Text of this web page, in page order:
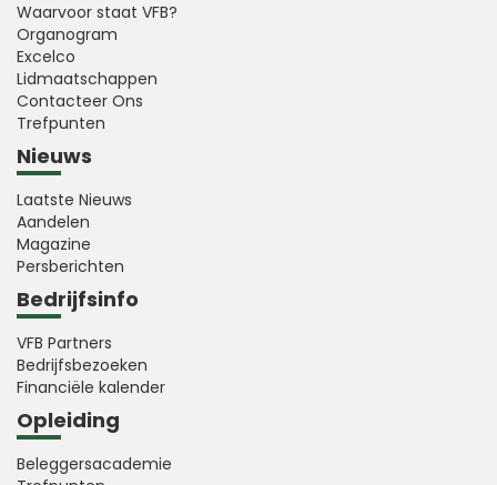
Waarvoor staat VFB?
Organogram
Excelco
Lidmaatschappen
Contacteer Ons
Trefpunten
Nieuws
Laatste Nieuws
Aandelen
Magazine
Persberichten
Bedrijfsinfo
VFB Partners
Bedrijfsbezoeken
Financiële kalender
Opleiding
Beleggersacademie